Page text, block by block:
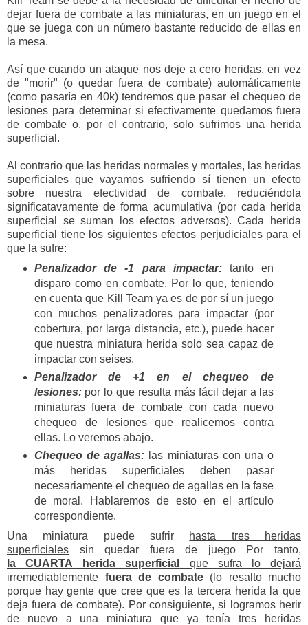
dejar fuera de combate a las miniaturas, en un juego en el
que se juega con un número bastante reducido de ellas en
la mesa.
Así que cuando un ataque nos deje a cero heridas, en vez
de "morir" (o quedar fuera de combate) automáticamente
(como pasaría en 40k) tendremos que pasar el chequeo de
lesiones para determinar si efectivamente quedamos fuera
de combate o, por el contrario, solo sufrimos una herida
superficial.
Al contrario que las heridas normales y mortales, las heridas
superficiales que vayamos sufriendo sí tienen un efecto
sobre nuestra efectividad de combate, reduciéndola
significatavamente de forma acumulativa (por cada herida
superficial se suman los efectos adversos). Cada herida
superficial tiene los siguientes efectos perjudiciales para el
que la sufre:
Penalizador de -1 para impactar:tanto en
disparo como en combate. Por lo que, teniendo
en cuenta que Kill Team ya es de por sí un juego
con muchos penalizadores para impactar (por
cobertura, por larga distancia, etc.), puede hacer
que nuestra miniatura herida solo sea capaz de
impactar con seises.
Penalizador de +1 en el chequeo de
lesiones:por lo que resulta más fácil dejar a las
miniaturas fuera de combate con cada nuevo
chequeo de lesiones que realicemos contra
ellas. Lo veremos abajo.
Chequeo de agallas: las miniaturas con una o
más heridas superficiales deben pasar
necesariamente el chequeo de agallas en la fase
de moral. Hablaremos de esto en el artículo
correspondiente.
Una miniatura puede sufrir hasta tres heridas
superficiales sin quedar fuera de juego Por tanto,
la CUARTA herida superficial
que sufra lo dejará
irremediablemente fuera de combate(lo resalto mucho
porque hay gente que cree que es la tercera herida la que
deja fuera de combate). Por consiguiente, si logramos herir
de nuevo a una miniatura que ya tenía tres heridas